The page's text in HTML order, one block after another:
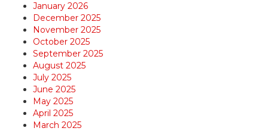
January 2026
December 2025
November 2025
October 2025
September 2025
August 2025
July 2025
June 2025
May 2025
April 2025
March 2025